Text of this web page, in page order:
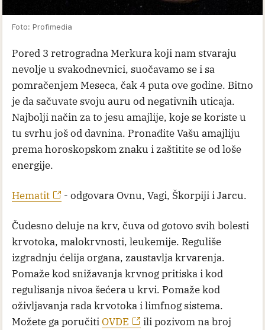
Foto: Profimedia
Pored 3 retrogradna Merkura koji nam stvaraju
nevolje u svakodnevnici, suočavamo se i sa
pomračenjem Meseca, čak 4 puta ove godine. Bitno
je da sačuvate svoju auru od negativnih uticaja.
Najbolji način za to jesu amajlije, koje se koriste u
tu svrhu još od davnina. Pronađite Vašu amajliju
prema horoskopskom znaku i zaštitite se od loše
energije.
Hematit - odgovara Ovnu, Vagi, Škorpiji i Jarcu.
Čudesno deluje na krv, čuva od gotovo svih bolesti
krvotoka, malokrvnosti, leukemije. Reguliše
izgradnju ćelija organa, zaustavlja krvarenja.
Pomaže kod snižavanja krvnog pritiska i kod
regulisanja nivoa šećera u krvi. Pomaže kod
oživljavanja rada krvotoka i limfnog sistema.
Možete ga poručitiOVDE
ili pozivom na broj